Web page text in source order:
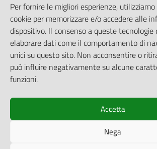
Per fornire le migliori esperienze,
cookie per memorizzare e/o accedere alle
dispositivo. Il consenso a queste
elaborare dati come il comportamento di
unici su questo sito. Non acconsentire o
può influire negativamente su alcune
funzioni.
Accetta
Nega
Whistleblowing
Dichiarazione di accessibilità
Note legali
Cookie Policy (UE)
Piano di miglioramento del Sito
SEGUICI SU